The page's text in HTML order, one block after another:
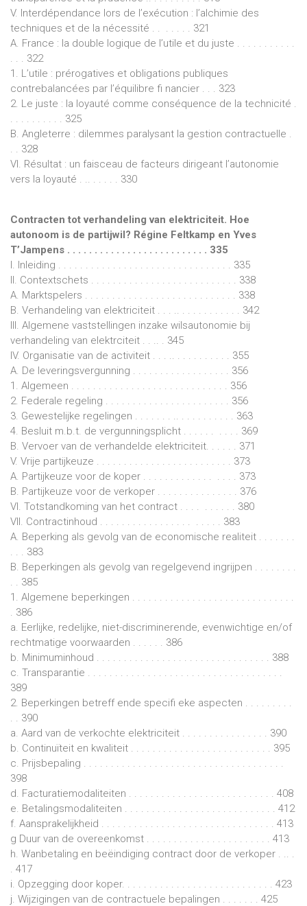
V. Interdépendance lors de l’exécution : l’alchimie des
techniques et de la nécessité . . . . . . . 321
A. France : la double logique de l’utile et du juste . . . . . . . . . . .
. . . 322
1. L’utile : prérogatives et obligations publiques
contrebalancées par l’équilibre fi nancier . . . 323
2. Le juste : la loyauté comme conséquence de la technicité .
. . . . . . . . . . 325
B. Angleterre : dilemmes paralysant la gestion contractuelle .
. . 328
VI. Résultat : un faisceau de facteurs dirigeant l’autonomie
vers la loyauté . .. . . . . . 330
Contracten tot verhandeling van elektriciteit. Hoe
autonoom is de partijwil? Régine Feltkamp en Yves
T’Jampens . . . . . . . . . . . . . . . . . . . . . . . . . . 335
I. Inleiding . . . . . . . . . . . . . . . . . . . . . . . . . . . . . . . . 335
II. Contextschets . . . . . . . . . . . . . . . . . . . . . . . . . . . 338
A. Marktspelers . . . . . . . . . . . . . . . . . . . . . . . . . . . . 338
B. Verhandeling van elektriciteit . . . .. . . . . . . . . . . . 342
III. Algemene vaststellingen inzake wilsautonomie bij
verhandeling van elektrciteit . . .. . 345
IV. Organisatie van de activiteit . . . .. . . . . . . . . . . 355
A. De leveringsvergunning . . . . . . . . . . . . . . . . . . 356
1. Algemeen . . . . . . . . . . . . . . . . . . . . . . . . . . . . . 356
2. Federale regeling . . . . . . . . . . . . . . . . . . . . . . . 356
3. Gewestelijke regelingen . . . . . . . .. . . . . . . . . . . 363
4. Besluit m.b.t. de vergunningsplicht . . . . . . . . . . 369
B. Vervoer van de verhandelde elektriciteit. . . . . . 371
V. Vrije partijkeuze . . . . . . . . . . . . . . . . . . . . . . . . . 373
A. Partijkeuze voor de koper . . . . . . . . . . . . . . . . . 373
B. Partijkeuze voor de verkoper . . . . . . . . . . . . . . . 376
VI. Totstandkoming van het contract . . . . . . . . . . 380
VII. Contractinhoud . . . . . . . . . . . . . . . . . . . . . . 383
A. Beperking als gevolg van de economische realiteit . . . . . . .
. . . 383
B. Beperkingen als gevolg van regelgevend ingrijpen . . . . . . . .
. . 385
1. Algemene beperkingen . . . . . . . . . . . . . . . . . . . . . . . . . . . . . .
. 386
a. Eerlijke, redelijke, niet-discriminerende, evenwichtige en/of
rechtmatige voorwaarden . . . . . . 386
b. Minimuminhoud . . . . . . . . . . . . . . . . . . . . . . . . . . . . . . . . 388
c. Transparantie . . . . . . . . . . . . . . . . . . . . . . . . . . . . . . . . . . . .
389
2. Beperkingen betreff ende specifi eke aspecten . . . . . . . . .
. . 390
a. Aard van de verkochte elektriciteit . . . . . . . . . . . . . . . . 390
b. Continuïteit en kwaliteit . . . . . . . . . . . . . . . . . . . . . . . . . . 395
c. Prijsbepaling . . . . . . . . . . . . . . . . . . . . . . . . . . . . . . . . . . . . .
398
d. Facturatiemodaliteiten . . . . . . . . . . . . . . . . . . . . . . . . . . . 408
e. Betalingsmodaliteiten . . . . . . . . . . . . . . . . . . . . . . . . . . . . 412
f. Aansprakelijkheid . . . . . . . . . . . . . . . . . . . . . . . . . . . . . . . . 413
g Duur van de overeenkomst . . . . . . . . . . . . . . . . . . . . . . . 413
h. Wanbetaling en beëindiging contract door de verkoper . .. .
. 417
i. Opzegging door koper. . . . . . . . . . . . . . . . . . . . . . . . . . . . 423
j. Wijzigingen van de contractuele bepalingen . . . . . . . 425